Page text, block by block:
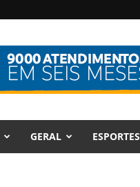
GERAL ESPORTES